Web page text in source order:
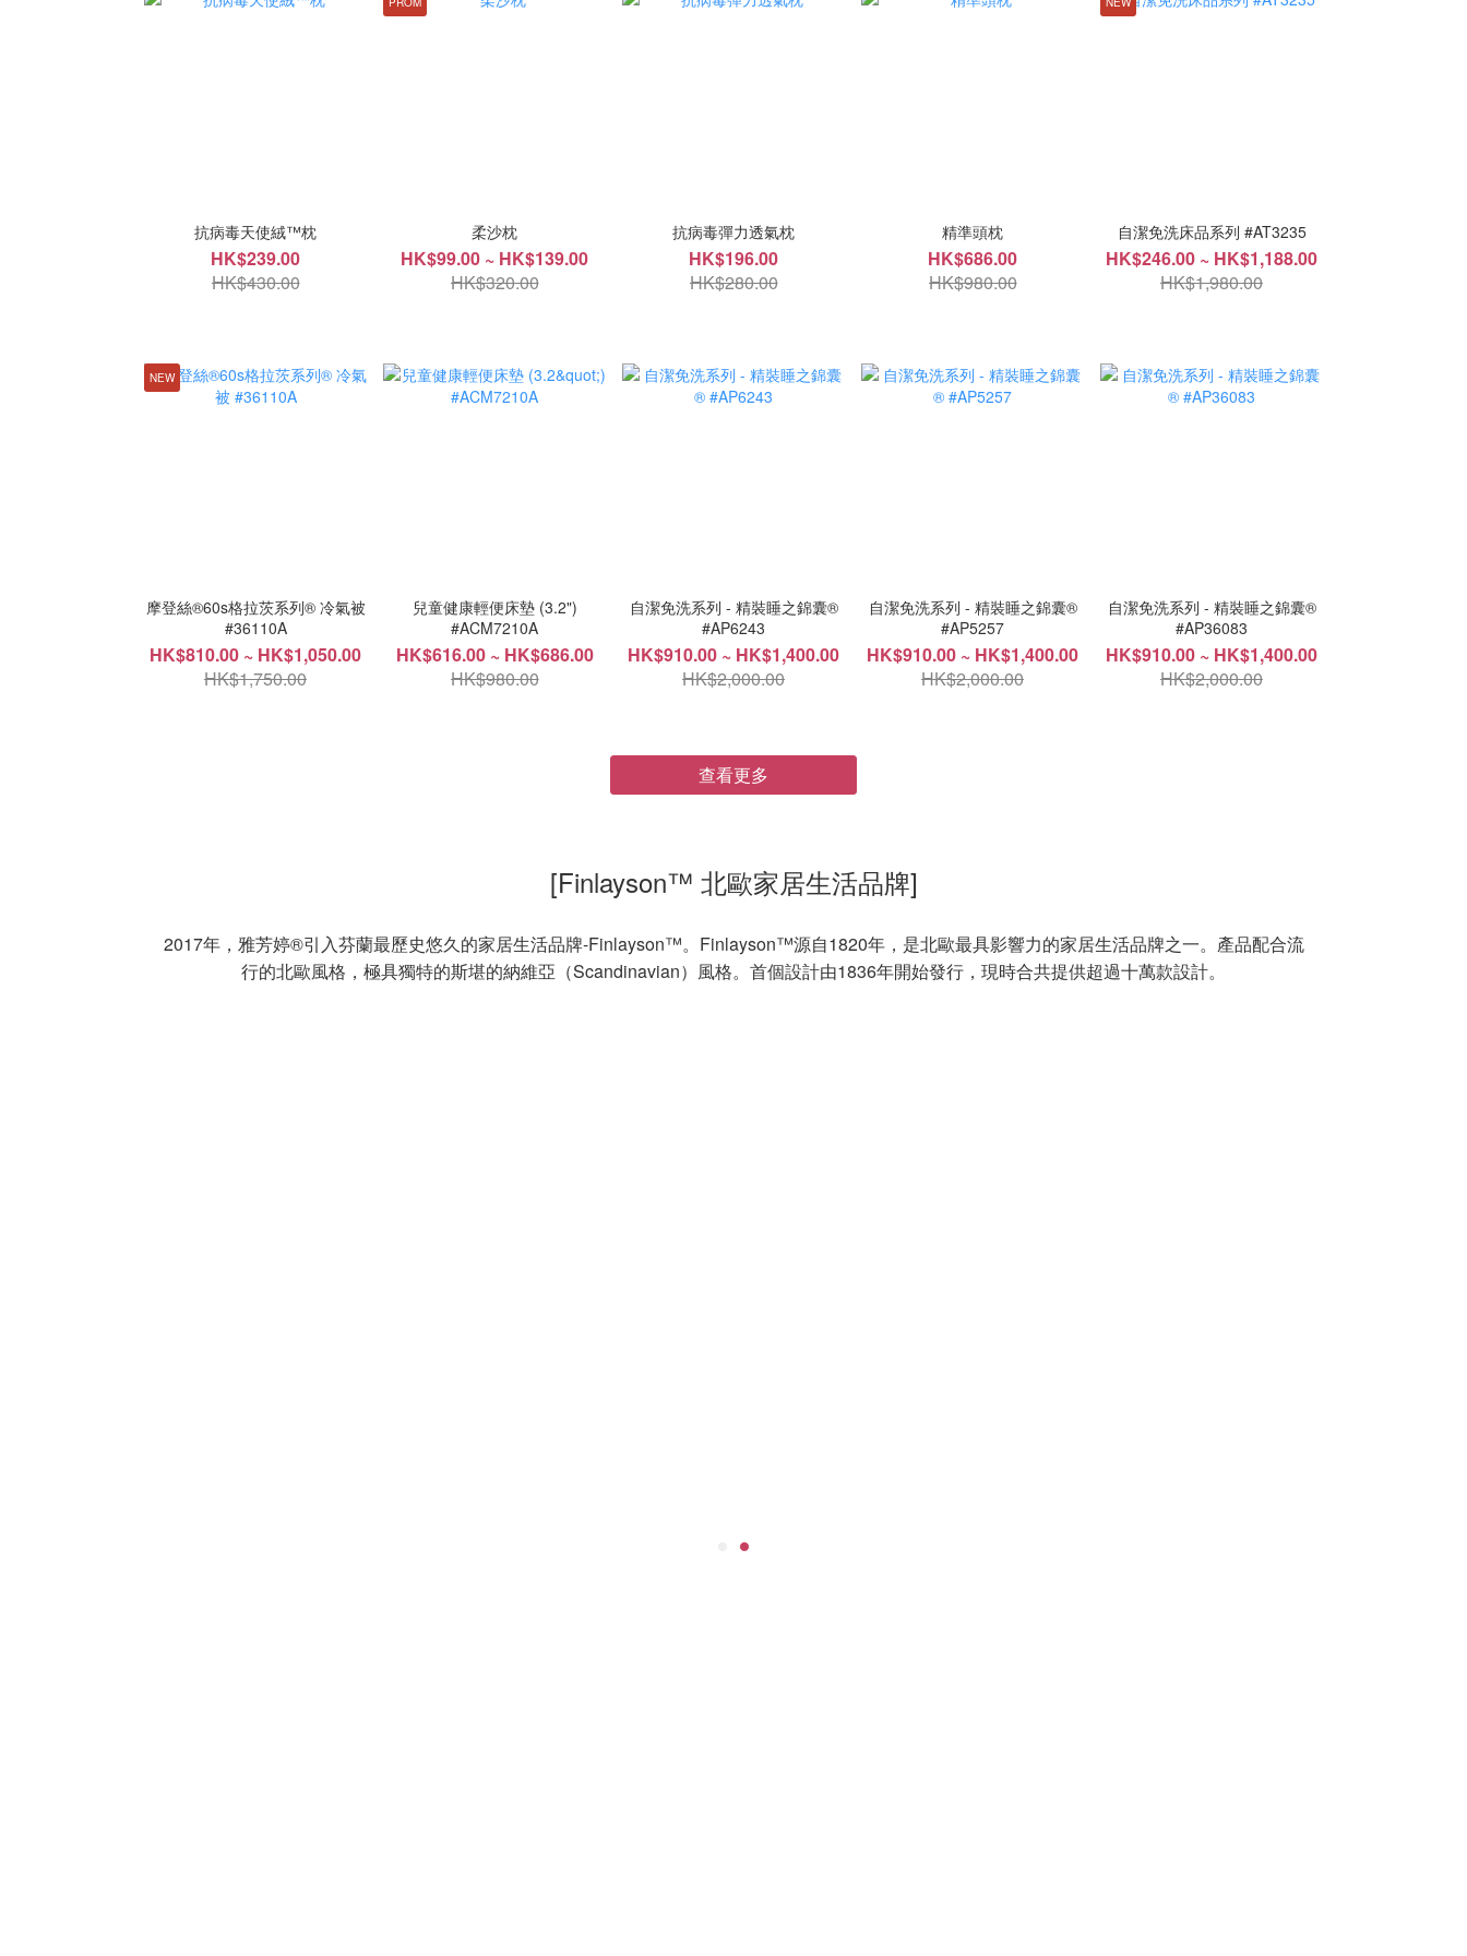
抗病毒天使絨™枕
HK$239.00
HK$430.00
柔沙枕
HK$99.00 ~ HK$139.00
HK$320.00
抗病毒彈力透氣枕
HK$196.00
HK$280.00
精準頭枕
HK$686.00
HK$980.00
自潔免洗床品系列 #AT3235
HK$246.00 ~ HK$1,188.00
HK$1,980.00
NEW
摩登絲®60s格拉茨系列® 冷氣被
#36110A
HK$810.00 ~ HK$1,050.00
HK$1,750.00
兒童健康輕便床墊 (3.2")
#ACM7210A
HK$616.00 ~ HK$686.00
HK$980.00
自潔免洗系列 - 精裝睡之錦囊®
#AP6243
HK$910.00 ~ HK$1,400.00
HK$2,000.00
自潔免洗系列 - 精裝睡之錦囊®
#AP5257
HK$910.00 ~ HK$1,400.00
HK$2,000.00
自潔免洗系列 - 精裝睡之錦囊®
#AP36083
HK$910.00 ~ HK$1,400.00
HK$2,000.00
查看更多
[Finlayson™ 北歐家居生活品牌]
2017年，雅芳婷®引入芬蘭最歷史悠久的家居生活品牌-Finlayson™。Finlayson™源自1820年，是北歐最具影響力的家居生活品牌之一。產品配合流
行的北歐風格，極具獨特的斯堪的納維亞（Scandinavian）風格。首個設計由1836年開始發行，現時合共提供超過十萬款設計。